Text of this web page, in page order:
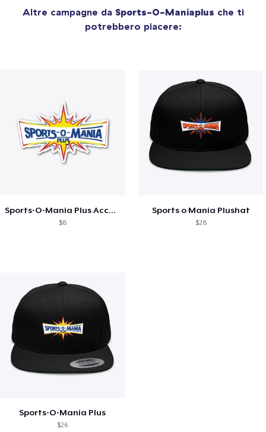
Altre campagne da Sports-O-Maniaplus che ti
potrebbero piacere:
Sports-O-Mania Plus Accessories
$8
Sports o Mania Plushat
$28
Sports-O-Mania Plus
$26